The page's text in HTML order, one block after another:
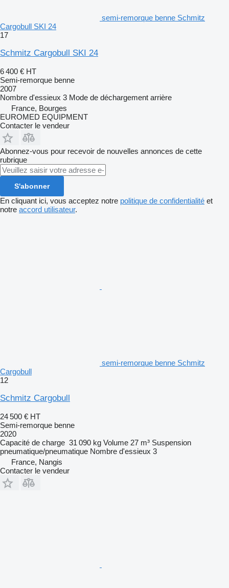
semi-remorque benne Schmitz
Cargobull SKI 24
17
Schmitz Cargobull SKI 24
6 400 € HT
Semi-remorque benne
2007
Nombre d'essieux 3 Mode de déchargement arrière
France, Bourges
EUROMED EQUIPMENT
Contacter le vendeur
Abonnez-vous pour recevoir de nouvelles annonces de cette
rubrique
S'abonner
En cliquant ici, vous acceptez notre politique de confidentialité et
notre accord utilisateur.
semi-remorque benne Schmitz
Cargobull
12
Schmitz Cargobull
24 500 € HT
Semi-remorque benne
2020
Capacité de charge 31 090 kg Volume 27 m³ Suspension
pneumatique/pneumatique Nombre d'essieux 3
France, Nangis
Contacter le vendeur